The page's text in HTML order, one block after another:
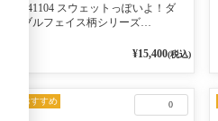
541104 スウェットっぽいよ！ダ
ブルフェイス柄シリーズ
2WAY プルオーバー 101オフベー
¥15,400(税込)
0
おすすめ